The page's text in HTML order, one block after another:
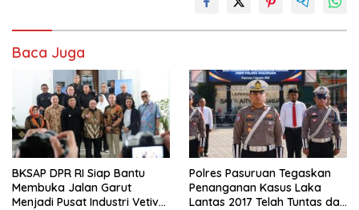
Baca Juga
BKSAP DPR RI Siap Bantu
Membuka Jalan Garut
Menjadi Pusat Industri Vetiver
Polres Pasuruan Tegaskan
Penanganan Kasus Laka
Lantas 2017 Telah Tuntas dan